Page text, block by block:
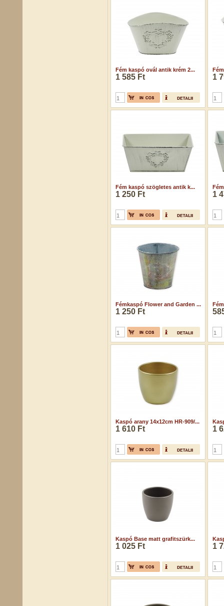
Fém kaspó ovál antik krém 2...
1 585 Ft 1
Fém kaspó szögletes antik k...
1 250 Ft 1
Fémkaspó Flower and Garden ...
1 250 Ft
Kaspó arany 14x12cm HR-909/...
1 610 Ft 1
Kaspó Base matt grafitszürk...
1 025 Ft 1